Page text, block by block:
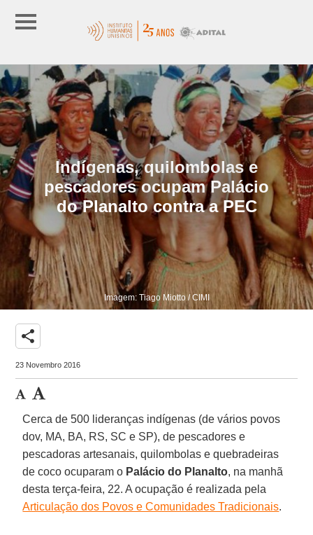
Indígenas, quilombolas e
pescadores ocupam Palácio
do Planalto contra a PEC
Imagem: Tiago Miotto / CIMI
share
23 Novembro 2016
Cerca de 500 lideranças indígenas (de vários povos
dov, MA, BA, RS, SC e SP), de pescadores e
pescadoras artesanais, quilombolas e quebradeiras
de coco ocuparam o Palácio do Planalto, na manhã
desta terça-feira, 22. A ocupação é realizada pela
Articulação dos Povos e Comunidades Tradicionais.